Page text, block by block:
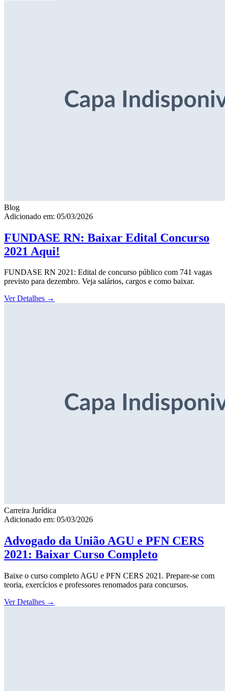
Blog
Adicionado em: 05/03/2026
FUNDASE RN: Baixar Edital Concurso
2021 Aqui!
FUNDASE RN 2021: Edital de concurso público com 741 vagas
previsto para dezembro. Veja salários, cargos e como baixar.
Ver Detalhes →
Carreira Jurídica
Adicionado em: 05/03/2026
Advogado da União AGU e PFN CERS
2021: Baixar Curso Completo
Baixe o curso completo AGU e PFN CERS 2021. Prepare-se com
teoria, exercícios e professores renomados para concursos.
Ver Detalhes →